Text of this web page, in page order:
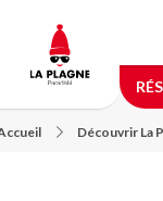
contenu
principal
Découvrir La